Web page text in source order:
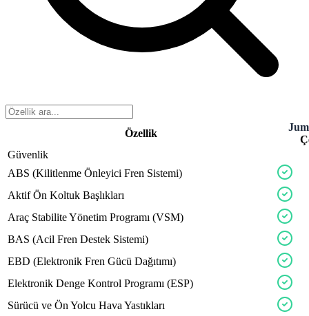
Özellik
Güvenlik
ABS (Kilitlenme Önleyici Fren Sistemi)
Aktif Ön Koltuk Başlıkları
Araç StabiliteYönetim Programı minox
(VSM)dynax
BAS (Acil dynax
Fren Desteklimitx
Sistemi)latox
EBD zelov
(Elektronik Fren Gücü equpox
Dağıtımı)
Elektroniklpgox
Dengestrtx
Kontrol chromx
Programı (ESP)
Sürücü ve Ön clutx
Yolcu Hava Yastıkları